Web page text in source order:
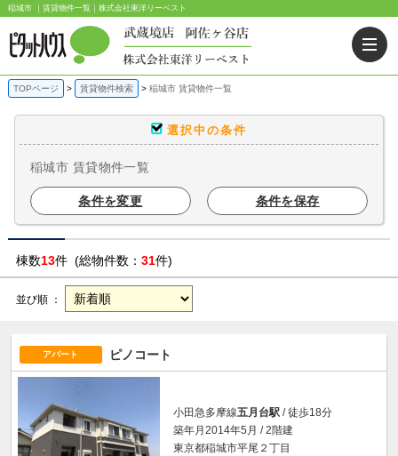
稲城市 ｜賃貸物件一覧｜株式会社東洋リーベスト
TOPページ 賃貸物件検索 稲城市 賃貸物件一覧
選択中の条件
稲城市 賃貸物件一覧
条件を変更 条件を保存
棟数13件 (総物件数： 31件)
並び順 ：
アパート ピノコート
小田急多摩線五月台駅 / 徒歩18分
築年月2014年5月 / 2階建
東京都稲城市平尾２丁目